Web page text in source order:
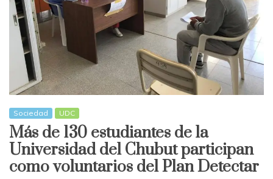
Sociedad UDC
Más de 130 estudiantes de la
Universidad del Chubut participan
como voluntarios del Plan Detectar